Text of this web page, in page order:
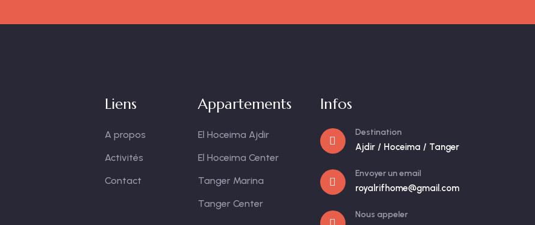
Liens
A propos
Activités
Contact
Appartements
El Hoceima Ajdir
El Hoceima Center
Tanger Marina
Tanger Center
Infos
Destination
Ajdir / Hoceima / Tanger
Envoyer un email
royalrifhome@gmail.com
Nous appeler